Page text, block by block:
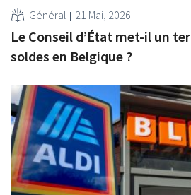
Général 21 Mai, 2026
Le Conseil d’État met-il un
soldes en Belgique ?